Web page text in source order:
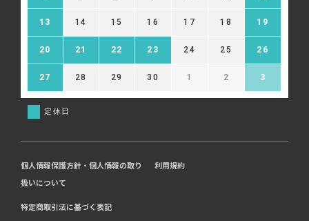
13 14 15 16 17 18 19
20 21 22 23 24 25 26
27 28 29 30 1 2 3
定休日
個人情報保護方針・個人情報の取り
扱いについて
利用規約
特定商取引法に基づく表記